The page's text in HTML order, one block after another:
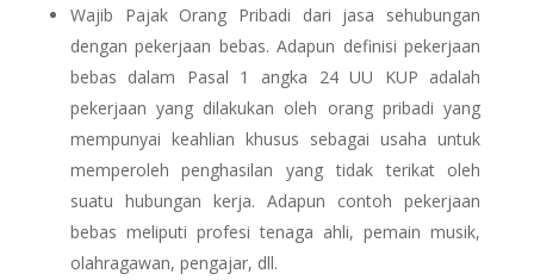
Wajib Pajak Orang Pribadi dari jasa sehubungan
dengan pekerjaan bebas. Adapun definisi pekerjaan
bebas dalam Pasal 1 angka 24 UU KUP adalah
pekerjaan yang dilakukan oleh orang pribadi yang
mempunyai keahlian khusus sebagai usaha untuk
memperoleh penghasilan yang tidak terikat oleh
suatu hubungan kerja. Adapun contoh pekerjaan
bebas meliputi profesi tenaga ahli, pemain musik,
olahragawan, pengajar, dll.